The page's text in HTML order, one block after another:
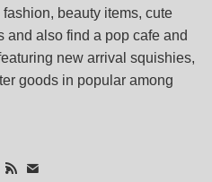
beauty items, cute
and also find a pop cafe and
new arrival squishies,
goods in popular among